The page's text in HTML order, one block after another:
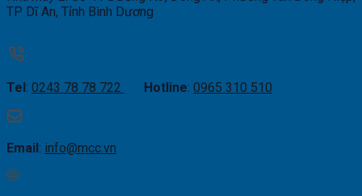
TP Dĩ An, Tỉnh Bình Dương
Tel : 0243 78 78 722 Hotline: 0965 310 510
Email : info@mcc.vn